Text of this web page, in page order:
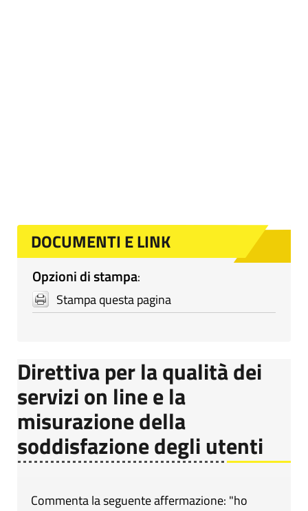
DOCUMENTI E LINK
Opzioni di stampa:
Stampa questa pagina
Direttiva per la qualità dei
servizi on line e la
misurazione della
soddisfazione degli utenti
Commenta la seguente affermazione: "ho